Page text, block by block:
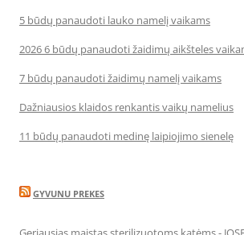
5 būdų panaudoti lauko namelį vaikams
2026 6 būdų panaudoti žaidimų aikšteles
7 būdų panaudoti žaidimų namelį vaikams
Dažniausios klaidos renkantis vaikų namelius
11 būdų panaudoti medinę laipiojimo sienelę
GYVUNU PREKES